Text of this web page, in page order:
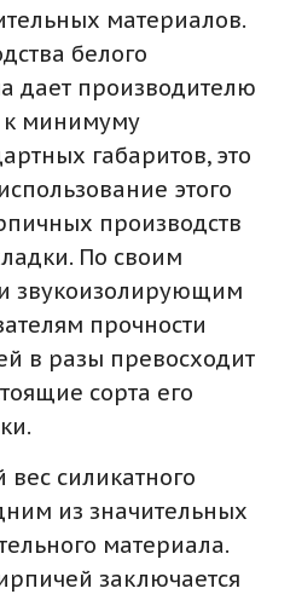
материалов.
белого
дает производителю
к минимуму
габаритов, это
этого
производств
По своим
звукоизолирующим
прочности
в разы превосходит
сорта его
силикатного
из значительных
материала.
заключается